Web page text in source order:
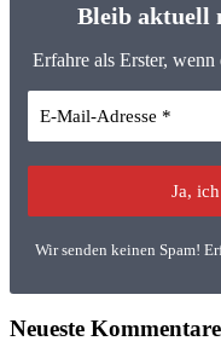
Bleib aktuell
Erfahre als Erster,
Wir senden keinen Spam!
Neueste Kommentare